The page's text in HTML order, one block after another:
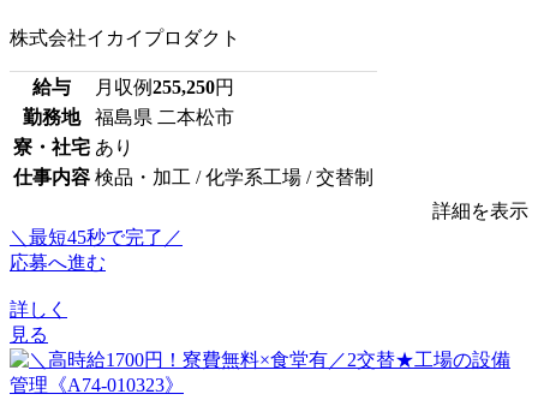
株式会社イカイプロダクト
給与 月収例255,250円
勤務地
福島県 二本松市
寮・社宅 あり
仕事内容 検品・加工 / 化学系工場 / 交替制
詳細を表示
＼最短45秒で完了／
応募へ進む
詳しく
見る